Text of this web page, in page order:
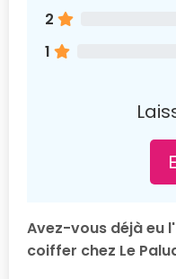
2
1
Avez-vous déjà eu
coiffer chez Le